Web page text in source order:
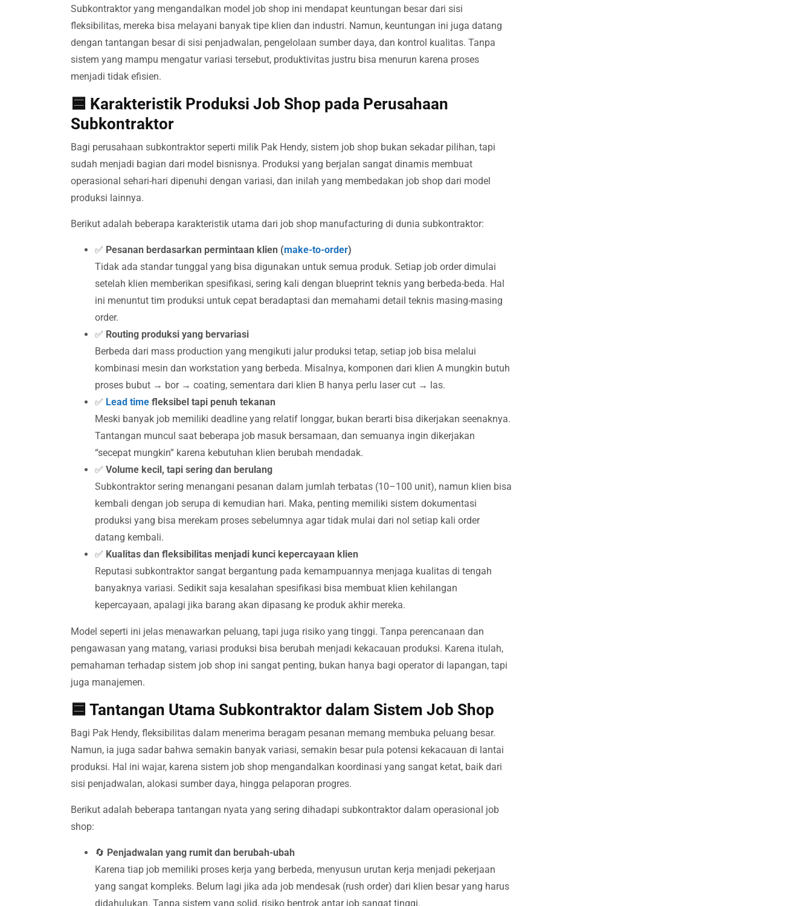
Subkontraktor yang mengandalkan model job shop ini mendapat keuntungan besar dari sisi
fleksibilitas, mereka bisa melayani banyak tipe klien dan industri. Namun, keuntungan ini juga datang
dengan tantangan besar di sisi penjadwalan, pengelolaan sumber daya, dan kontrol kualitas. Tanpa
sistem yang mampu mengatur variasi tersebut, produktivitas justru bisa menurun karena proses
menjadi tidak efisien.
🟦 Karakteristik Produksi Job Shop pada Perusahaan
Subkontraktor
Bagi perusahaan subkontraktor seperti milik Pak Hendy, sistem job shop bukan sekadar pilihan, tapi
sudah menjadi bagian dari model bisnisnya. Produksi yang berjalan sangat dinamis membuat
operasional sehari-hari dipenuhi dengan variasi, dan inilah yang membedakan job shop dari model
produksi lainnya.
Berikut adalah beberapa karakteristik utama dari job shop manufacturing di dunia subkontraktor:
✅ Pesanan berdasarkan permintaan klien (make-to-order)
Tidak ada standar tunggal yang bisa digunakan untuk semua produk. Setiap job order dimulai
setelah klien memberikan spesifikasi, sering kali dengan blueprint teknis yang berbeda-beda. Hal
ini menuntut tim produksi untuk cepat beradaptasi dan memahami detail teknis masing-masing
order.
✅ Routing produksi yang bervariasi
Berbeda dari mass production yang mengikuti jalur produksi tetap, setiap job bisa melalui
kombinasi mesin dan workstation yang berbeda. Misalnya, komponen dari klien A mungkin butuh
proses bubut → bor → coating, sementara dari klien B hanya perlu laser cut → las.
✅ Lead time fleksibel tapi penuh tekanan
Meski banyak job memiliki deadline yang relatif longgar, bukan berarti bisa dikerjakan seenaknya.
Tantangan muncul saat beberapa job masuk bersamaan, dan semuanya ingin dikerjakan
“secepat mungkin” karena kebutuhan klien berubah mendadak.
✅ Volume kecil, tapi sering dan berulang
Subkontraktor sering menangani pesanan dalam jumlah terbatas (10–100 unit), namun klien bisa
kembali dengan job serupa di kemudian hari. Maka, penting memiliki sistem dokumentasi
produksi yang bisa merekam proses sebelumnya agar tidak mulai dari nol setiap kali order
datang kembali.
✅ Kualitas dan fleksibilitas menjadi kunci kepercayaan klien
Reputasi subkontraktor sangat bergantung pada kemampuannya menjaga kualitas di tengah
banyaknya variasi. Sedikit saja kesalahan spesifikasi bisa membuat klien kehilangan
kepercayaan, apalagi jika barang akan dipasang ke produk akhir mereka.
Model seperti ini jelas menawarkan peluang, tapi juga risiko yang tinggi. Tanpa perencanaan dan
pengawasan yang matang, variasi produksi bisa berubah menjadi kekacauan produksi. Karena itulah,
pemahaman terhadap sistem job shop ini sangat penting, bukan hanya bagi operator di lapangan, tapi
juga manajemen.
🟦 Tantangan Utama Subkontraktor dalam Sistem Job Shop
Bagi Pak Hendy, fleksibilitas dalam menerima beragam pesanan memang membuka peluang besar.
Namun, ia juga sadar bahwa semakin banyak variasi, semakin besar pula potensi kekacauan di lantai
produksi. Hal ini wajar, karena sistem job shop mengandalkan koordinasi yang sangat ketat, baik dari
sisi penjadwalan, alokasi sumber daya, hingga pelaporan progres.
Berikut adalah beberapa tantangan nyata yang sering dihadapi subkontraktor dalam operasional job
shop:
🔄 Penjadwalan yang rumit dan berubah-ubah
Karena tiap job memiliki proses kerja yang berbeda, menyusun urutan kerja menjadi pekerjaan
yang sangat kompleks. Belum lagi jika ada job mendesak (rush order) dari klien besar yang harus
didahulukan. Tanpa sistem yang solid, risiko bentrok antar job sangat tinggi.